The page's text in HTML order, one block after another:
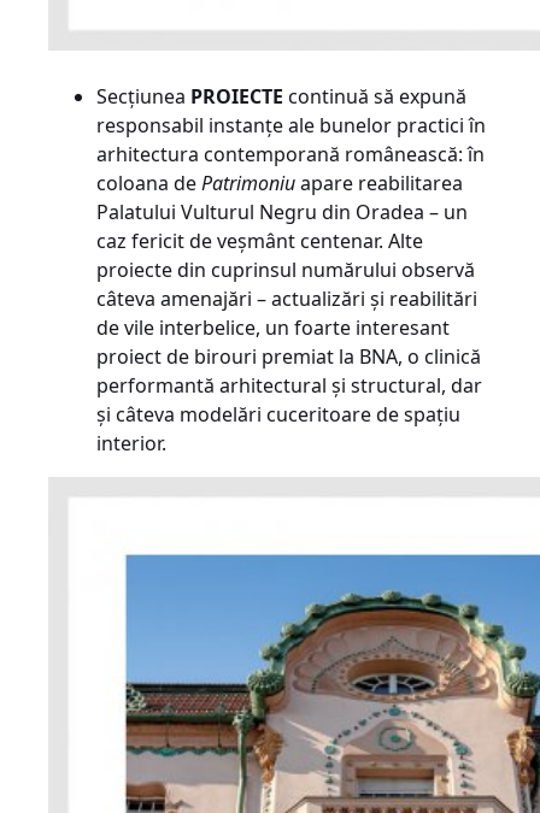
Secțiunea PROIECTE continuă să expună
responsabil instanțe ale bunelor practici în
arhitectura contemporană românească: în
coloana dePatrimoniuapare reabilitarea
Palatului Vulturul Negru din Oradea – un
caz fericit de veșmânt centenar. Alte
proiecte din cuprinsul numărului observă
câteva amenajări – actualizări și reabilitări
de vile interbelice, un foarte interesant
proiect de birouri premiat la BNA, o clinică
performantă arhitectural și structural, dar
și câteva modelări cuceritoare de spațiu
interior.